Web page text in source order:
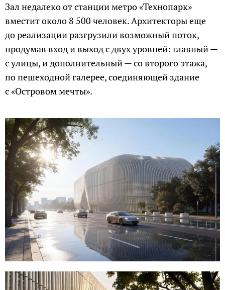
Зал недалеко от станции метро «Технопарк»
вместит около 8 500 человек. Архитекторы еще
до реализации разгрузили возможный поток,
продумав вход и выход с двух уровней: главный —
с улицы, и дополнительный — со второго этажа,
по пешеходной галерее, соединяющей здание
с «Островом мечты».